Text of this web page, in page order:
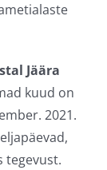
Jäära
kuud on
2021.
tegevust.